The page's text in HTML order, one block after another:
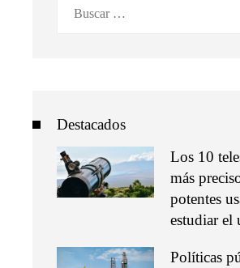
Destacados
Los 10
más
potentes
estudiar el
Políticas